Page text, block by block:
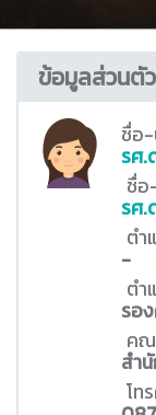
ข้อมูลส่วนตัว
ชื่อ-
รศ.
ชื่อ
รศ.
ตำ
-
ตำ
รอ
คณ
สำ
โท